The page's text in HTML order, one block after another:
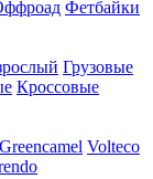
Фетбайки
Грузовые
Кроссовые
Greencamel Volteco